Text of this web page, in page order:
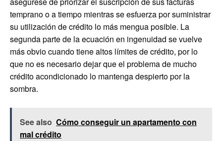
temprano o a tiempo mientras se esfuerza por suministrar
su utilización de crédito lo más mengua posible. La
segunda parte de la ecuación en ingenuidad se vuelve
más obvio cuando tiene altos límites de crédito, por lo
que no es necesario dejar que el problema de mucho
crédito acondicionado lo mantenga despierto por la
sombra.
See also Cómo conseguir un apartamento con
mal crédito